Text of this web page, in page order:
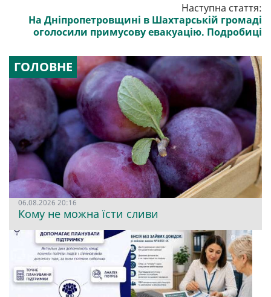
Наступна стаття:
На Дніпропетровщині в Шахтарській громаді
оголосили примусову евакуацію. Подробиці
ГОЛОВНЕ
06.08.2026 20:16
Кому не можна їсти сливи